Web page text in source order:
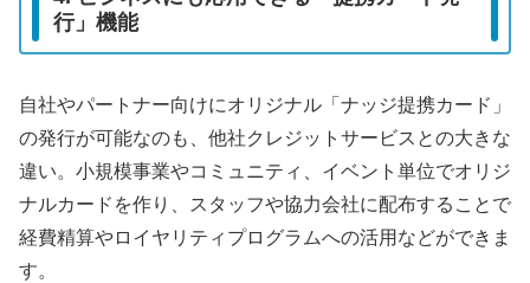
行」機能
自社やパートナー向けにオリジナル「ナッジ提携カード」
の発行が可能なのも、他社クレジットサービスとの大きな
違い。小規模事業やコミュニティ、イベント単位でオリジ
ナルカードを作り、スタッフや協力会社に配布することで
経費精算やロイヤリティプログラムへの活用などができま
す。